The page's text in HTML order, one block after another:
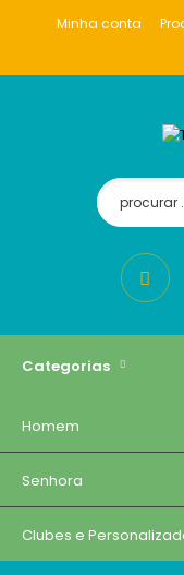
Minha conta
Categorias
Homem
Senhora
Clubes e